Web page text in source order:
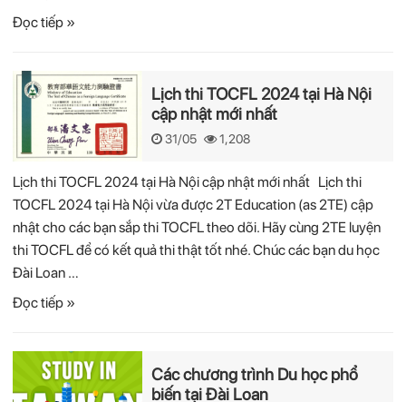
Đọc tiếp »
Lịch thi TOCFL 2024 tại Hà Nội
cập nhật mới nhất
31/05 1,208
Lịch thi TOCFL 2024 tại Hà Nội cập nhật mới nhất Lịch thi
TOCFL 2024 tại Hà Nội vừa được 2T Education (as 2TE) cập
nhật cho các bạn sắp thi TOCFL theo dõi. Hãy cùng 2TE luyện
thi TOCFL để có kết quả thi thật tốt nhé. Chúc các bạn du học
Đài Loan …
Đọc tiếp »
Các chương trình Du học phổ
biến tại Đài Loan